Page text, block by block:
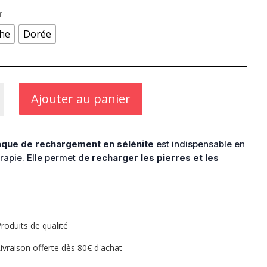
Dorée
Ajouter au panier
de rechargement en sélénite est indispensable en
Elle permet derecharger les pierres et les
de qualité
offerte dès 80€ d'achat